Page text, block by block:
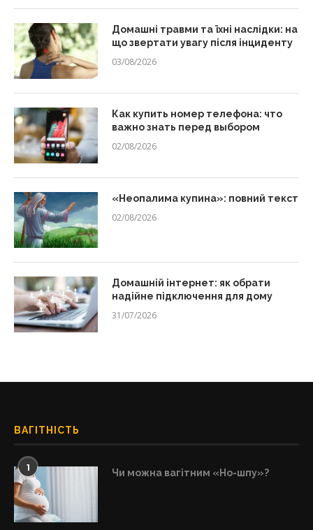
Домашні травми та їхні наслідки: на
що звертати увагу після інциденту
03/08/2026
Как купить номер телефона: что
важно знать перед выбором
02/08/2026
«Неопалима купина»: повний текст
02/08/2026
Домашній інтернет: як обрати
надійне підключення для дому
31/07/2026
ВАГІТНІСТЬ
1 Чи можна вагітним «Но-шпу»?